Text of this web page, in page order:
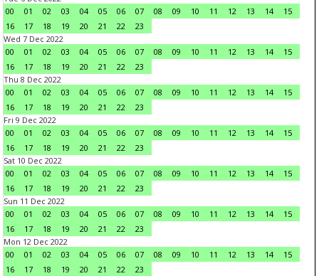
00
01 02 03 04 05 06 07 08 09 10 11 12 13 14
15
16
17 18 19 20 21 22
23
Wed 7 Dec 2022
00
01 02 03 04 05 06 07 08 09 10 11 12 13 14
15
16
17 18 19 20 21 22
23
Thu 8 Dec 2022
00
01 02 03 04 05 06 07 08 09 10 11 12 13 14
15
16
17 18 19 20 21 22
23
Fri 9 Dec 2022
00
01 02 03 04 05 06 07 08 09 10 11 12 13 14
15
16
17 18 19 20 21 22
23
Sat 10 Dec 2022
00
01 02 03 04 05 06 07 08 09 10 11 12 13 14
15
16
17 18 19 20 21 22
23
Sun 11 Dec 2022
00
01 02 03 04 05 06 07 08 09 10 11 12 13 14
15
16
17 18 19 20 21 22
23
Mon 12 Dec 2022
00
01 02 03 04 05 06 07 08 09 10 11 12 13 14
15
16
17 18 19 20 21 22
23